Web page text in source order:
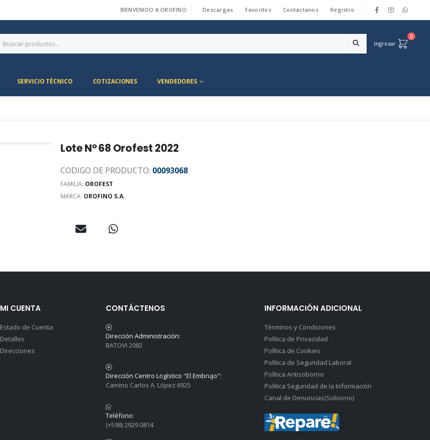
BIENVENIDO A OROFINO Descargas Favoritos Contáctanos Registro
Ingresar
0
SERVICIO TÉCNICO COTIZACIONES VENDEDORES
Lote N° 68 Orofest 2022
CODIGO DE PRODUCTO: 00093068
FAMILIA: OROFEST
MARCA: OROFINO S.A.
MI CUENTA
Estado de Cuenta
Detalles
Direcciones
CONTÁCTENOS
Dirección Administración:
BATOVI 2082
Dirección Centro Logístico "El Embrujo":
Camino Carlos A. López 6925
Teléfono:
(+598) 2929.0814
INFORMACIÓN ADICIONAL
Términos y Condiciones
Política de Privacidad
Política de Cookies
Política de Seguridad Laboral
Política Antisoborno
Política Seguridad de la Información
Canal de Denuncias(Soborno)